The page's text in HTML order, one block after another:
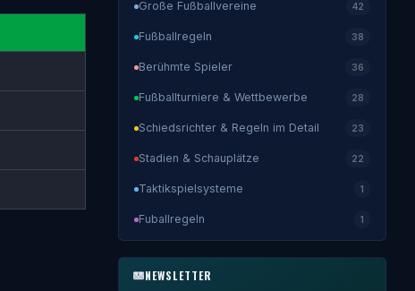
Große Fußballvereine 42
Fußballregeln 38
Berühmte Spieler 36
Fußballturniere & Wettbewerbe 28
Schiedsrichter & Regeln im Detail 23
Stadien & Schauplätze 22
Taktikspielsysteme 1
Fuballregeln 1
NEWSLETTER